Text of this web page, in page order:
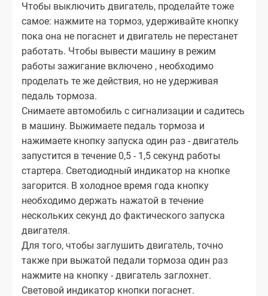
Чтобы выключить двигатель, проделайте тоже
самое: нажмите на тормоз, удерживайте кнопку
пока она не погаснет и двигатель не перестанет
работать. Чтобы вывести машину в режим
работы зажигание включено , необходимо
проделать те же действия, но не удерживая
педаль тормоза.
Снимаете автомобиль с сигнализации и садитесь
в машину. Выжимаете педаль тормоза и
нажимаете кнопку запуска один раз - двигатель
запустится в течение 0,5 - 1,5 секунд работы
стартера. Светодиодный индикатор на кнопке
загорится. В холодное время года кнопку
необходимо держать нажатой в течение
нескольких секунд до фактического запуска
двигателя.
Для того, чтобы заглушить двигатель, точно
также при выжатой педали тормоза один раз
нажмите на кнопку - двигатель заглохнет.
Световой индикатор кнопки погаснет.